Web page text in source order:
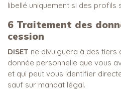
libellé uniquement si des profils
6 Traitement des
cession
DISET ne divulguera à des tiers
donnée personnelle que vous
et qui peut vous identifier
sauf sur mandat légal.